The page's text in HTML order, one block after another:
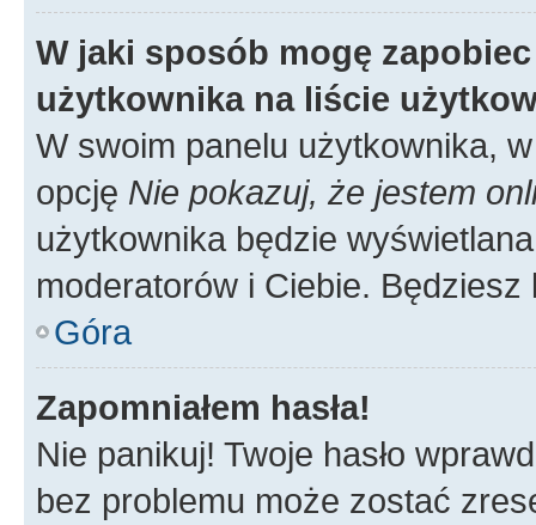
W jaki sposób mogę
użytkownika na liście
W swoim panelu użytkownika,
opcję Nie pokazuj, że jestem
użytkownika będzie
moderatorów i Ciebie.
Góra
Zapomniałem hasła!
Nie panikuj! Twoje hasło
bez problemu może zostać